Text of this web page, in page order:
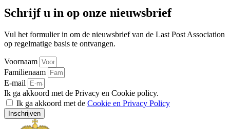
Schrijf u in op onze nieuwsbrief
Vul het formulier in om de nieuwsbrief van de Last Post Association
op regelmatige basis te ontvangen.
Voornaam
Familienaam
E-mail
Ik ga akkoord met de Privacy en Cookie policy.
Ik ga akkoord met de Cookie en Privacy Policy
Inschrijven